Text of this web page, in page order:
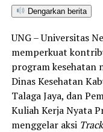
Dengarkan berita
UNG – Universitas
memperkuat
program kesehatan
Dinas Kesehatan
Talaga Jaya, dan
Kuliah Kerja Nyata
menggelar aksi